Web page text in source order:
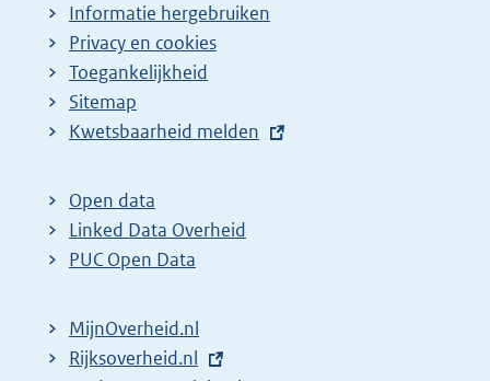
Informatie hergebruiken
Privacy en cookies
Toegankelijkheid
Sitemap
E
t
e
r
l
i
Kwetsbaarheid melden
Open data
Linked Data Overheid
PUC Open Data
MijnOverheid.nl
E
Rijksoverheid.nl